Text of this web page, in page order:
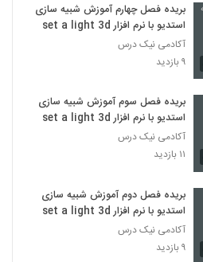
بریده فصل چهارم آموزش شبیه سازی
استدیو با نرم افزار set a light 3d
آکادمی نیک درس
۹ بازدید
بریده فصل سوم آموزش شبیه سازی
استدیو با نرم افزار set a light 3d
آکادمی نیک درس
۱۱ بازدید
بریده فصل دوم آموزش شبیه سازی
استدیو با نرم افزار set a light 3d
آکادمی نیک درس
۹ بازدید